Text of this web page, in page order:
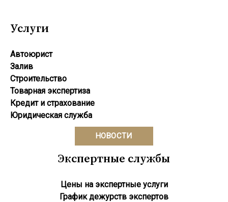
Услуги
Автоюрист
Залив
Строительство
Товарная экспертиза
Кредит и страхование
Юридическая служба
НОВОСТИ
Экспертные службы
Цены на экспертные услуги
График дежурств экспертов